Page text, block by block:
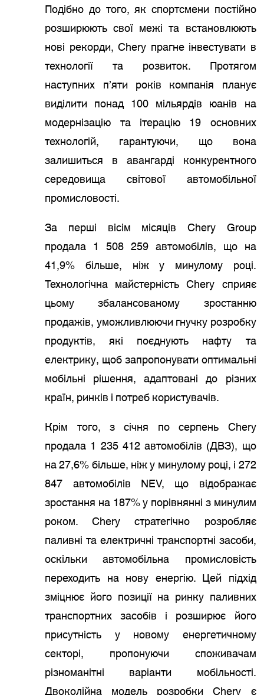
Подібно до того, як спортсмени постійно
розширюють свої межі та встановлюють
нові рекорди, Chery прагне інвестувати в
технології та розвиток. Протягом
наступних п’яти років компанія планує
виділити понад 100 мільярдів юанів на
модернізацію та ітерацію 19 основних
технологій, гарантуючи, що вона
залишиться в авангарді конкурентного
середовища світової автомобільної
промисловості.
За перші вісім місяців Chery Group
продала 1 508 259 автомобілів, що на
41,9% більше, ніж у минулому році.
Технологічна майстерність Chery сприяє
цьому збалансованому зростанню
продажів, уможливлюючи гнучку розробку
продуктів, які поєднують нафту та
електрику, щоб запропонувати оптимальні
мобільні рішення, адаптовані до різних
країн, ринків і потреб користувачів.
Крім того, з січня по серпень Chery
продала 1 235 412 автомобілів (ДВЗ), що
на 27,6% більше, ніж у минулому році, і 272
847 автомобілів NEV, що відображає
зростання на 187% у порівнянні з минулим
роком. Chery стратегічно розробляє
паливні та електричні транспортні засоби,
оскільки автомобільна промисловість
переходить на нову енергію. Цей підхід
зміцнює його позиції на ринку паливних
транспортних засобів і розширює його
присутність у новому енергетичному
секторі, пропонуючи споживачам
різноманітні варіанти мобільності.